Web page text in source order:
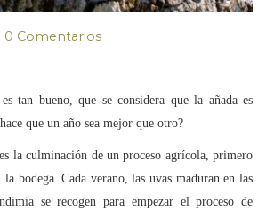
0 Comentarios
tan bueno, que se considera que la añada es
que un año sea mejor que otro?
la culminación de un proceso agrícola, primero
bodega. Cada verano, las uvas maduran en las
se recogen para empezar el proceso de